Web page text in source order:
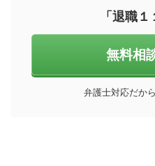
「退職
無料相
弁護士対応だか